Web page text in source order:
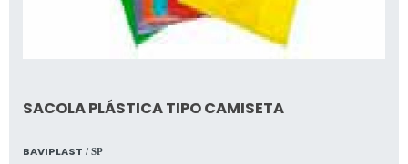
SACOLA PLÁSTICA TIPO CAMISETA
BAVIPLAST / SP